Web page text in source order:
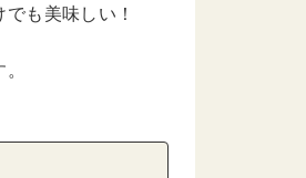
も美味しい！